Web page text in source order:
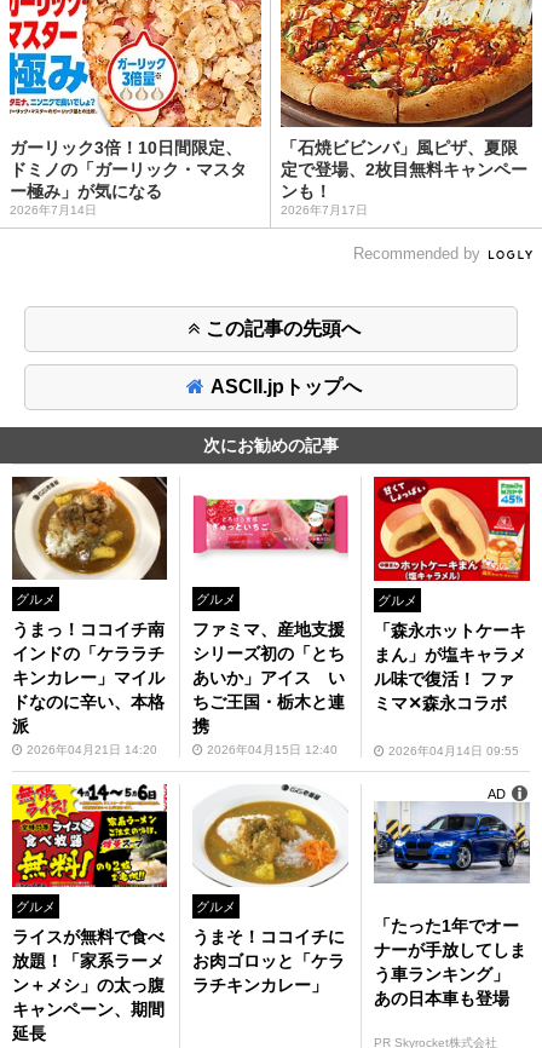
ガーリック3倍！10日間限定、
ドミノの「ガーリック・マスタ
ー極み」が気になる
2026年7月14日
「石焼ビビンバ」風ピザ、夏限
定で登場、2枚目無料キャンペー
ンも！
2026年7月17日
Recommended by
この記事の先頭へ
ASCII.jpトップへ
次にお勧めの記事
グルメ
うまっ！ココイチ南
インドの「ケララチ
キンカレー」マイル
ドなのに辛い、本格
派
2026年04月21日 14:20
グルメ
ファミマ、産地支援
シリーズ初の「とち
あいか」アイス い
ちご王国・栃木と連
携
2026年04月15日 12:40
グルメ
「森永ホットケーキ
まん」が塩キャラメ
ル味で復活！ ファ
ミマ✕森永コラボ
2026年04月14日 09:55
グルメ
ライスが無料で食べ
放題！「家系ラーメ
ン＋メシ」の太っ腹
キャンペーン、期間
延長
グルメ
うまそ！ココイチに
お肉ゴロッと「ケラ
ラチキンカレー」
「たった1年でオー
ナーが手放してしま
う車ランキング」
あの日本車も登場
PR Skyrocket株式会社
AD